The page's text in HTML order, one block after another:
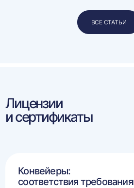
ВСЕ СТАТЬИ
Лицензии
и сертификаты
Конвейеры:
соответствия